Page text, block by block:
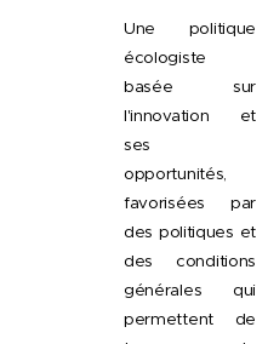
Une politique
écologiste
basée sur
l'innovation et
ses
opportunités,
favorisées par
des politiques et
des conditions
générales qui
permettent de